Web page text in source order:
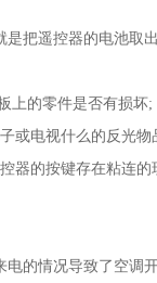
把遥控器的电池取
上的零件是否有损坏;
或电视什么的反光
器的按键存在粘连
的情况导致了空调